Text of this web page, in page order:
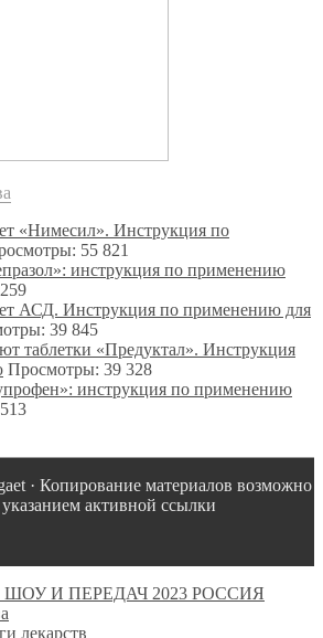
«Нимесил». Инструкция по
55 821
инструкция по применению
АСД. Инструкция по применению для
39 845
таблетки «Предуктал». Инструкция
Просмотры: 39 328
инструкция по применению
· Копирование материалов возможно
указанием активной ссылки
И ПЕРЕДАЧ 2023 РОССИЯ
лекарств